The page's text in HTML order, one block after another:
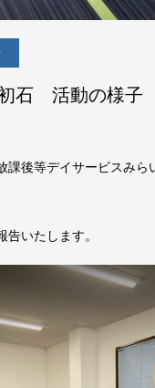
石 活動の様子
課後等デイサービスみら
告いたします。